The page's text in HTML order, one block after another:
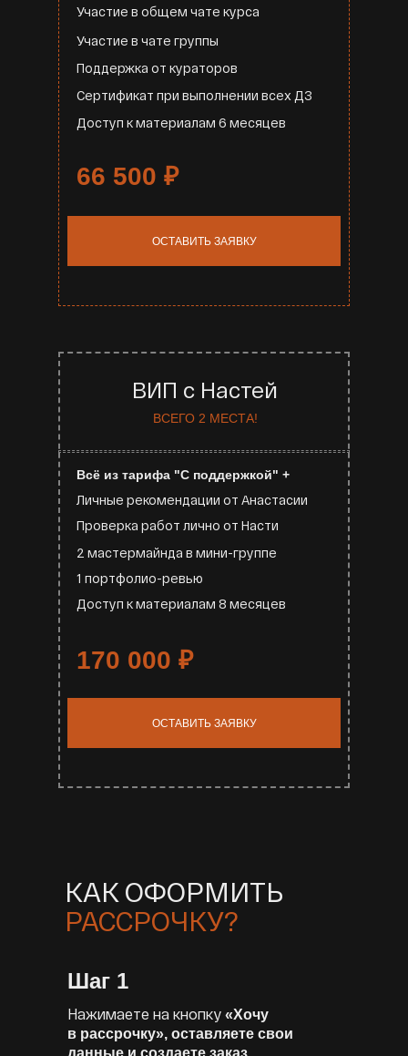
66 500 ₽
170 000 ₽
ВИП с Настей
Доступ к материалам 6 месяцев
Участие в чате группы
Поддержка от кураторов
Участие в общем чате курса
Всё из тарифа "С поддержкой" +
Доступ к материалам 8 месяцев
Личные рекомендации от Анастасии
1 портфолио-ревью
Проверка работ лично от Насти
2 мастермайнда в мини-группе
Сертификат при выполнении всех ДЗ
ВСЕГО 2 МЕСТА!
ОСТАВИТЬ ЗАЯВКУ
ОСТАВИТЬ ЗАЯВКУ
КАК ОФОРМИТЬ
РАССРОЧКУ?
Шаг 1
Нажимаете на кнопку «Хочу
в рассрочку», оставляете свои
данные и создаете заказ